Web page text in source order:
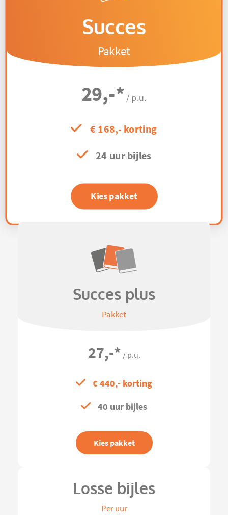
Succes
Pakket
29,-* / p.u.
€ 168,- korting
24 uur bijles
Kies pakket
Succes plus
Pakket
27,-* / p.u.
€ 440,- korting
40 uur bijles
Kies pakket
Losse bijles
Per uur